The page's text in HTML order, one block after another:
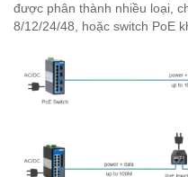
được phân thành nhiều loại,
8/12/24/48, hoặc switch PoE